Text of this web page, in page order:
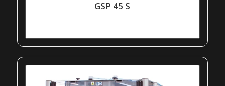
GSP 45 S